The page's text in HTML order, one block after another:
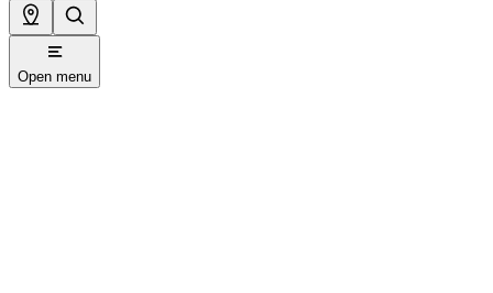
Open menu